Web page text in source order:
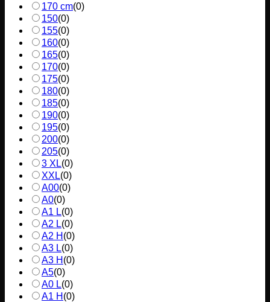
170 cm(0)
150(0)
155(0)
160(0)
165(0)
170(0)
175(0)
180(0)
185(0)
190(0)
195(0)
200(0)
205(0)
3 XL(0)
XXL(0)
A00(0)
A0(0)
A1 L(0)
A2 L(0)
A2 H (0)
A3 L(0)
A3 H (0)
A5(0)
A0 L(0)
A1 H (0)